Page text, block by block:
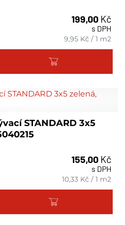
199,00 Kč
s DPH
9,95 Kč /1 m2
STANDARD 3x5
155,00 Kč
s DPH
10,33 Kč /1 m2